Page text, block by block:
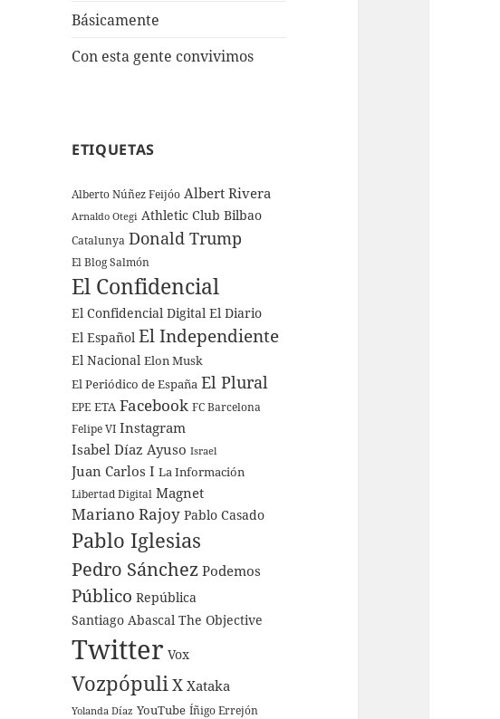
Básicamente
Con esta gente convivimos
ETIQUETAS
Alberto Núñez Feijóo Albert Rivera
Arnaldo Otegi Athletic Club Bilbao
Catalunya Donald Trump
El Blog Salmón
El Confidencial
El Confidencial Digital El Diario
El Español El Independiente
El Nacional Elon Musk
El Periódico de España El Plural
EPE ETA Facebook FC Barcelona
Felipe VI Instagram
Isabel Díaz Ayuso Israel
Juan Carlos I La Información
Libertad Digital Magnet
Mariano Rajoy Pablo Casado
Pablo Iglesias
Pedro Sánchez Podemos
Público República
Santiago Abascal The Objective
Twitter Vox
Vozpópuli X Xataka
Yolanda Díaz YouTube Íñigo Errejón